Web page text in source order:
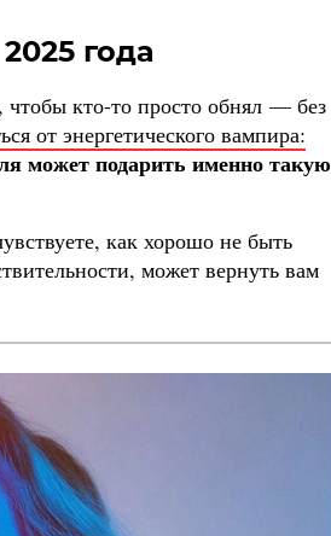
года
кто-то просто обнял — без
от энергетического вампира:
может подарить именно такую
как хорошо не быть
может вернуть вам